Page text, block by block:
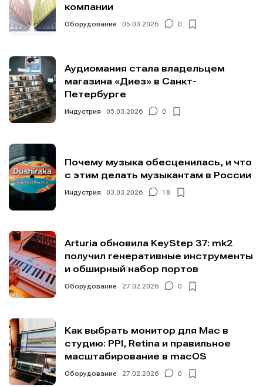
компании
Оборудование 05.03.2026 0
Аудиомания стала владельцем
магазина «Диез» в Санкт-
Петербурге
Индустрия 05.03.2026 0
Почему музыка обесценилась, и что
с этим делать музыкантам в России
Индустрия 03.03.2026 18
Arturia обновила KeyStep 37: mk2
получил генеративные инструменты
и обширный набор портов
Оборудование 27.02.2026 0
Как выбрать монитор для Mac в
студию: PPI, Retina и правильное
масштабирование в macOS
Оборудование 27.02.2026 0